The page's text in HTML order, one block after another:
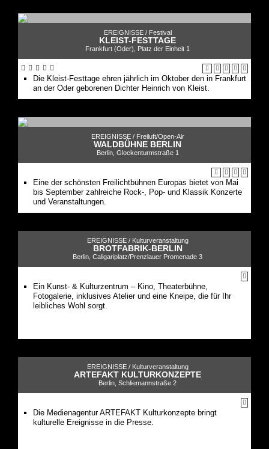
EREIGNISSE / Festival
KLEIST-FESTTAGE
Frankfurt (Oder), Platz der Einheit 1
Die Kleist-Festtage ehren jährlich im Oktober den in Frankfurt
an der Oder geborenen Dichter Heinrich von Kleist.
EREIGNISSE / Freiluft/Open-Air
WALDBÜHNE BERLIN
Berlin, Glockenturmstraße 1
Eine der schönsten Freilichtbühnen Europas bietet von Mai
bis September zahlreiche Rock-, Pop- und Klassik Konzerte
und Veranstaltungen.
EREIGNISSE / Kulturveranstaltung
BROTFABRIK-BERLIN
Berlin, Caligariplatz/Prenzlauer Promenade 3
Ein Kunst- & Kulturzentrum – Kino, Theaterbühne,
Fotogalerie, inklusives Atelier und eine Kneipe, die für Ihr
leibliches Wohl sorgt.
EREIGNISSE / Kulturveranstaltung
ARTEFAKT KULTURKONZEPTE
Berlin, Schliemannstraße 2
Die Medienagentur ARTEFAKT Kulturkonzepte bringt
kulturelle Ereignisse in die Presse.